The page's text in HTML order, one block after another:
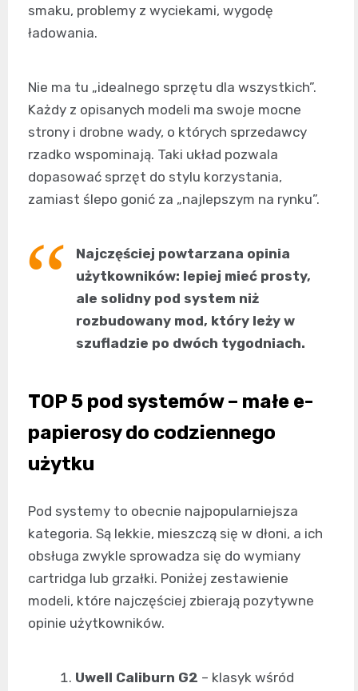
smaku, problemy z wyciekami, wygodę
ładowania.
Nie ma tu „idealnego sprzętu dla wszystkich”.
Każdy z opisanych modeli ma swoje mocne
strony i drobne wady, o których sprzedawcy
rzadko wspominają. Taki układ pozwala
dopasować sprzęt do stylu korzystania,
zamiast ślepo gonić za „najlepszym na rynku”.
Najczęściej powtarzana opinia
użytkowników: lepiej mieć prosty,
ale solidny pod system niż
rozbudowany mod, który leży w
szufladzie po dwóch tygodniach.
TOP 5 pod systemów – małe e-
papierosy do codziennego
użytku
Pod systemy to obecnie najpopularniejsza
kategoria. Są lekkie, mieszczą się w dłoni, a ich
obsługa zwykle sprowadza się do wymiany
cartridga lub grzałki. Poniżej zestawienie
modeli, które najczęściej zbierają pozytywne
opinie użytkowników.
Uwell Caliburn G2 – klasyk wśród